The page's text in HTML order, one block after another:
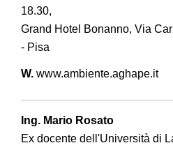
18.30,
Grand Hotel Bonanno, Via
- Pisa
W. www.ambiente.aghape.it
Ing. Mario Rosato
Ex docente dell'Università di